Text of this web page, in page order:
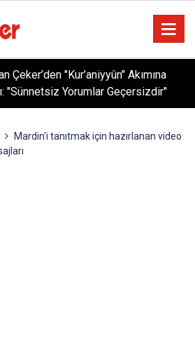
Yeni Trend: Düşük Kalorili
Tozu
Mardin'i tanıtmak için hazırlanan video